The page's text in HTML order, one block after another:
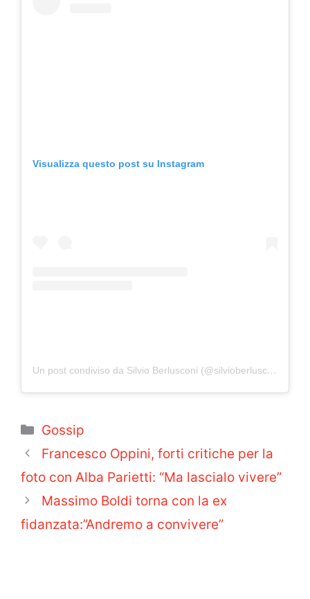
Visualizza questo post su Instagram
Un post condiviso da Silvio Berlusconi (@silvioberlusconi_official)
Categorie
Gossip
Francesco Oppini, forti critiche per la
foto con Alba Parietti: “Ma lascialo vivere”
Massimo Boldi torna con la ex
fidanzata:”Andremo a convivere”